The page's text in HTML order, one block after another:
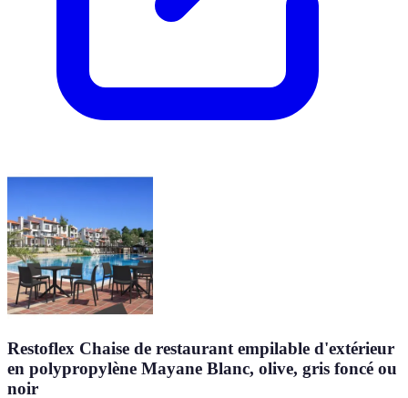
Restoflex Chaise de restaurant empilable d'extérieur
en polypropylène Mayane Blanc, olive, gris foncé ou
noir